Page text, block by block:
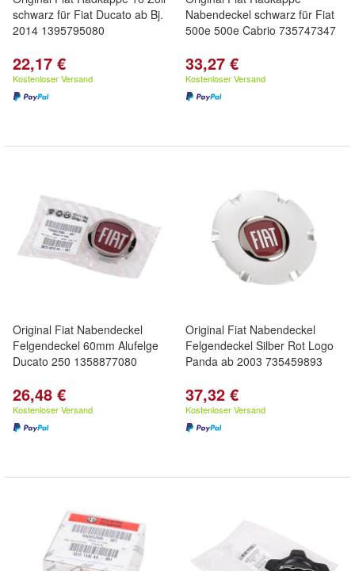
schwarz für Fiat Ducato ab Bj.
2014 1395795080
22,17 €
Kostenloser Versand
Nabendeckel schwarz für Fiat
500e 500e Cabrio 735747347
33,27 €
Kostenloser Versand
Original Fiat Nabendeckel
Felgendeckel 60mm Alufelge
Ducato 250 1358877080
26,48 €
Kostenloser Versand
Original Fiat Nabendeckel
Felgendeckel Silber Rot Logo
Panda ab 2003 735459893
37,32 €
Kostenloser Versand